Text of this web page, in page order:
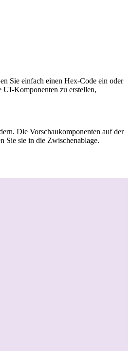
Sie einfach einen Hex-Code ein oder
UI-Komponenten zu erstellen,
Die Vorschaukomponenten auf der
Sie sie in die Zwischenablage.